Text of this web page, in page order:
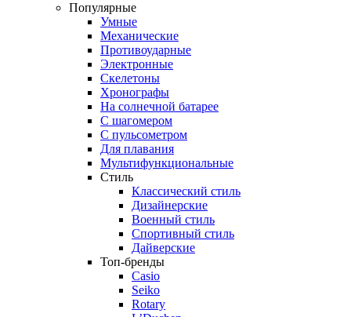
Популярные
Умные
Механические
Противоударные
Электронные
Скелетоны
Хронографы
На солнечной батарее
С шагомером
С пульсометром
Для плавания
Мультифункциональные
Стиль
Классический стиль
Дизайнерские
Военный стиль
Спортивный стиль
Дайверские
Топ-бренды
Casio
Seiko
Rotary